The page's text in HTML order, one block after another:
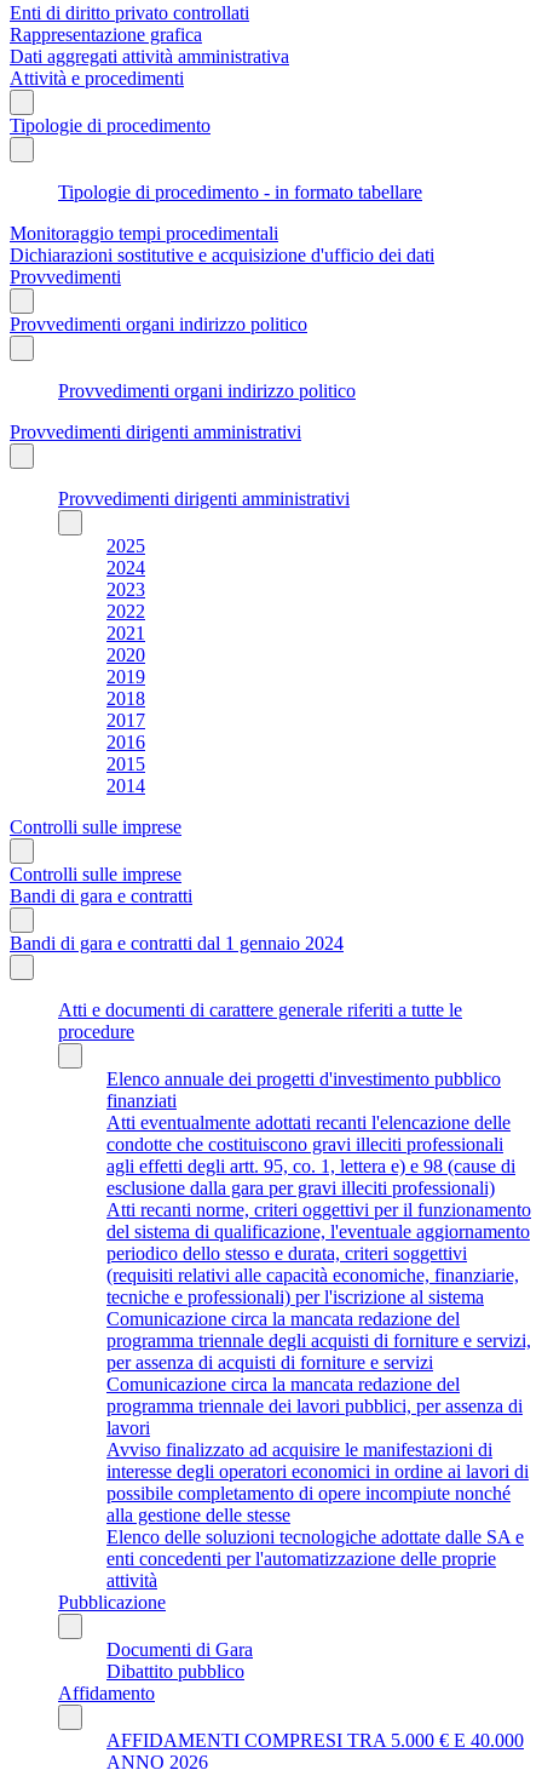
Enti di diritto privato controllati
Rappresentazione grafica
Dati aggregati attività amministrativa
Attività e procedimenti
Tipologie di procedimento
Tipologie di procedimento - in formato tabellare
Monitoraggio tempi procedimentali
Dichiarazioni sostitutive e acquisizione d'ufficio dei dati
Provvedimenti
Provvedimenti organi indirizzo politico
Provvedimenti organi indirizzo politico
Provvedimenti dirigenti amministrativi
Provvedimenti dirigenti amministrativi
2025
2024
2023
2022
2021
2020
2019
2018
2017
2016
2015
2014
Controlli sulle imprese
Controlli sulle imprese
Bandi di gara e contratti
Bandi di gara e contratti dal 1 gennaio 2024
Atti e documenti di carattere generale riferiti a tutte le
procedure
Elenco annuale dei progetti d'investimento pubblico
finanziati
Atti eventualmente adottati recanti l'elencazione delle
condotte che costituiscono gravi illeciti professionali
agli effetti degli artt. 95, co. 1, lettera e) e 98 (cause di
esclusione dalla gara per gravi illeciti professionali)
Atti recanti norme, criteri oggettivi per il funzionamento
del sistema di qualificazione, l'eventuale aggiornamento
periodico dello stesso e durata, criteri soggettivi
(requisiti relativi alle capacità economiche, finanziarie,
tecniche e professionali) per l'iscrizione al sistema
Comunicazione circa la mancata redazione del
programma triennale degli acquisti di forniture e servizi,
per assenza di acquisti di forniture e servizi
Comunicazione circa la mancata redazione del
programma triennale dei lavori pubblici, per assenza di
lavori
Avviso finalizzato ad acquisire le manifestazioni di
interesse degli operatori economici in ordine ai lavori di
possibile completamento di opere incompiute nonché
alla gestione delle stesse
Elenco delle soluzioni tecnologiche adottate dalle SA e
enti concedenti per l'automatizzazione delle proprie
attività
Pubblicazione
Documenti di Gara
Dibattito pubblico
Affidamento
AFFIDAMENTI COMPRESI TRA 5.000 € E 40.000
ANNO 2026